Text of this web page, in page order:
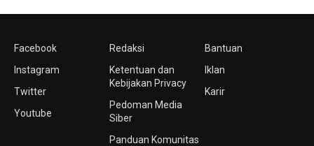
Facebook
Instagram
Twitter
Youtube
Redaksi
Ketentuan dan
Kebijakan Privacy
Pedoman Media
Siber
Panduan Komunitas
Bantuan
Iklan
Karir